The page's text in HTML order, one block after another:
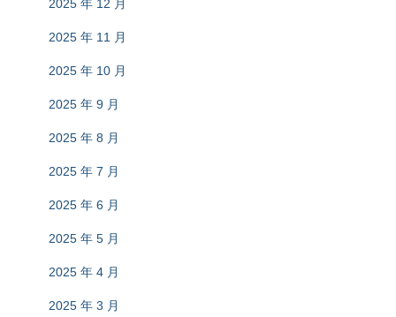
2025 年 12 月
2025 年 11 月
2025 年 10 月
2025 年 9 月
2025 年 8 月
2025 年 7 月
2025 年 6 月
2025 年 5 月
2025 年 4 月
2025 年 3 月